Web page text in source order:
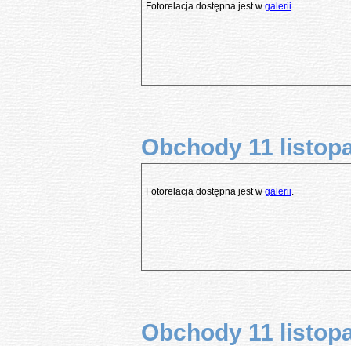
Fotorelacja dostępna jest w galerii.
Obchody 11
Fotorelacja dostępna jest w galerii.
Obchody 11